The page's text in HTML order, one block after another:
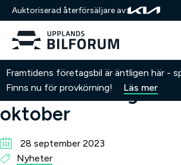
Auktoriserad återförsäljare av:
Framtidens företagsbil är äntligen här -
Finns nu för provkörning!
Läs mer
Hem Nyheter Exklusiv visning av Kia
Exklusiv visning av
oktober
28 september 2023
Nyheter